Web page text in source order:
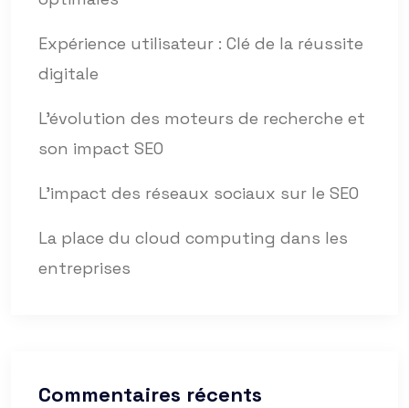
Expérience utilisateur : Clé de la réussite
digitale
L’évolution des moteurs de recherche et
son impact SEO
L’impact des réseaux sociaux sur le SEO
La place du cloud computing dans les
entreprises
Commentaires récents